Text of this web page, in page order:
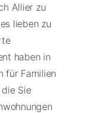
Allier zu
lieben zu
haben in
für Familien
Sie